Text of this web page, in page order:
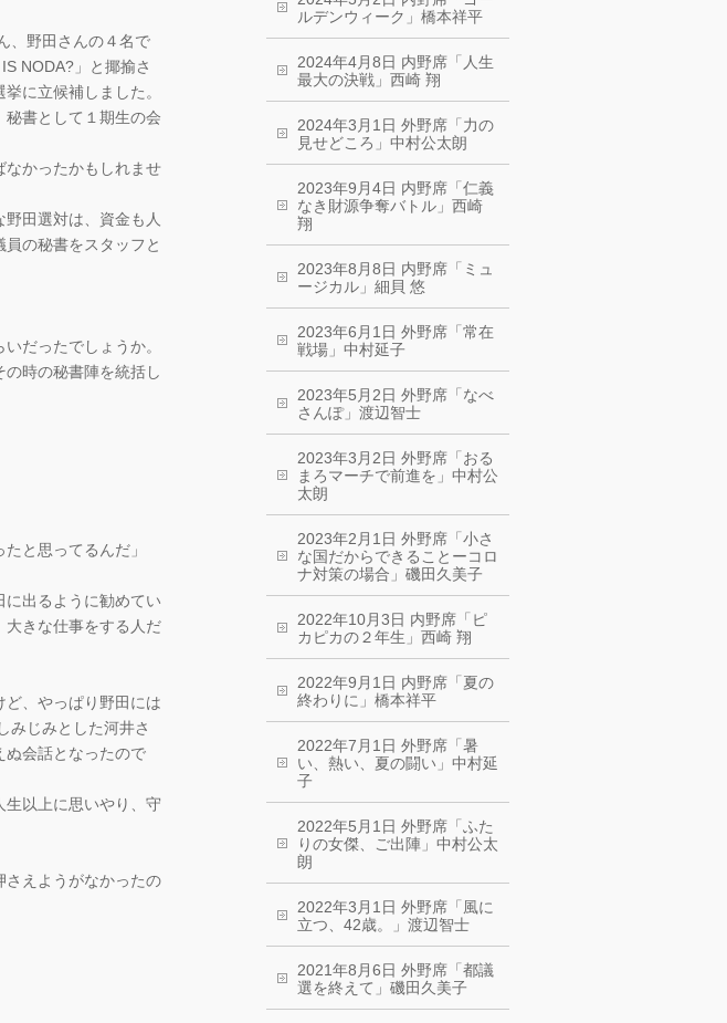
、野田さんの４名で
NODA?」と揶揄さ
に立候補しました。
書として１期生の会
なかったかもしれませ
田選対は、資金も人
の秘書をスタッフと
だったでしょうか。
時の秘書陣を統括し
と思ってるんだ」
に出るように勧めてい
大きな仕事をする人だ
、やっぱり野田には
みじみとした河井さ
ぬ会話となったので
生以上に思いやり、守
さえようがなかったの
ルデンウィーク」橋本祥平
2024年4月8日 内野席「人生
最大の決戦」西崎 翔
2024年3月1日 外野席「力の
見せどころ」中村公太朗
2023年9月4日 内野席「仁義
なき財源争奪バトル」西崎
翔
2023年8月8日 内野席「ミュ
ージカル」細貝 悠
2023年6月1日 外野席「常在
戦場」中村延子
2023年5月2日 外野席「なべ
さんぽ」渡辺智士
2023年3月2日 外野席「おる
まろマーチで前進を」中村公
太朗
2023年2月1日 外野席「小さ
な国だからできることーコロ
ナ対策の場合」磯田久美子
2022年10月3日 内野席「ピ
カピカの２年生」西崎 翔
2022年9月1日 内野席「夏の
終わりに」橋本祥平
2022年7月1日 外野席「暑
い、熱い、夏の闘い」中村延
子
2022年5月1日 外野席「ふた
りの女傑、ご出陣」中村公太
朗
2022年3月1日 外野席「風に
立つ、42歳。」渡辺智士
2021年8月6日 外野席「都議
選を終えて」磯田久美子